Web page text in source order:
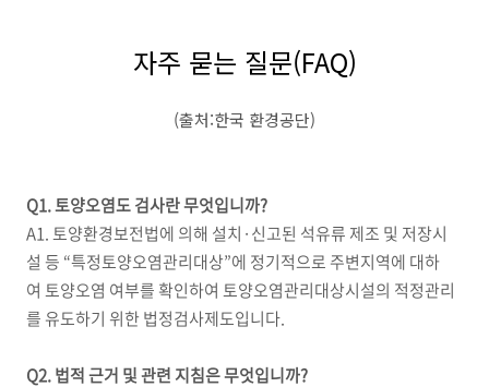
자주 묻는 질문(FAQ)
(출처:한국 환경공단)
Q1. 토양오염도 검사란 무엇입니까?
A1. 토양환경보전법에 의해 설치·신고된 석유류 제조 및 저장시
설 등 “특정토양오염관리대상”에 정기적으로 주변지역에 대하
여 토양오염 여부를 확인하여 토양오염관리대상시설의 적정관리
를 유도하기 위한 법정검사제도입니다.
Q2. 법적 근거 및 관련 지침은 무엇입니까?